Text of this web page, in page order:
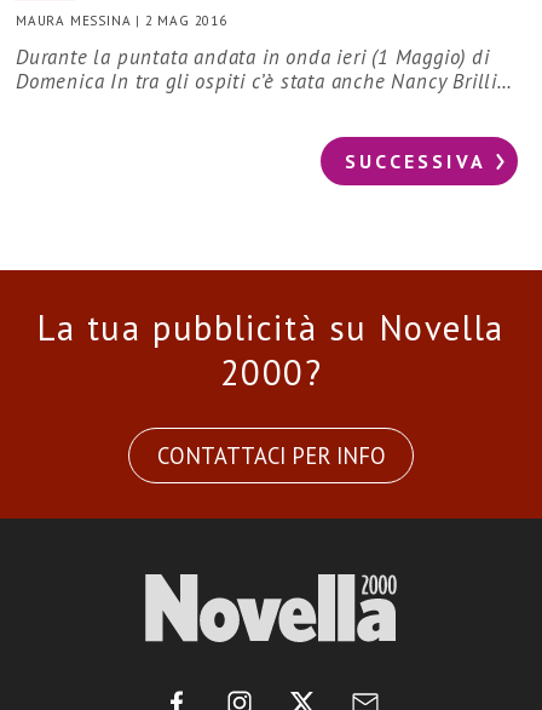
MAURA MESSINA | 2 MAG 2016
Durante la puntata andata in onda ieri (1 Maggio) di
Domenica In tra gli ospiti c’è stata anche Nancy Brilli…
SUCCESSIVA
La tua pubblicità su Novella
2000?
CONTATTACI PER INFO